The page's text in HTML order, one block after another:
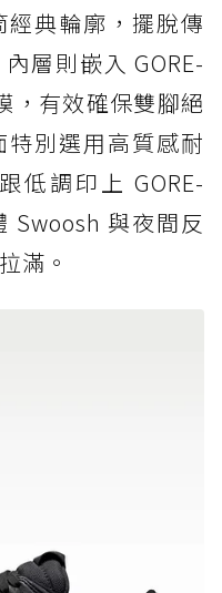
典輪廓，擺脫傳
層則嵌入 GORE-
，有效確保雙腳絕
別選用高質感耐
低調印上 GORE-
Swoosh 與夜間反
滿。